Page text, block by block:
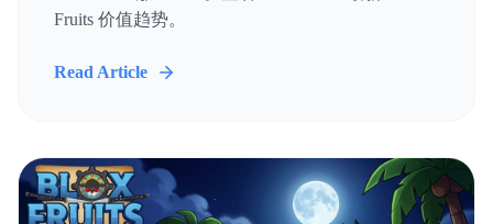
Fruits 价值趋势。
Read Article